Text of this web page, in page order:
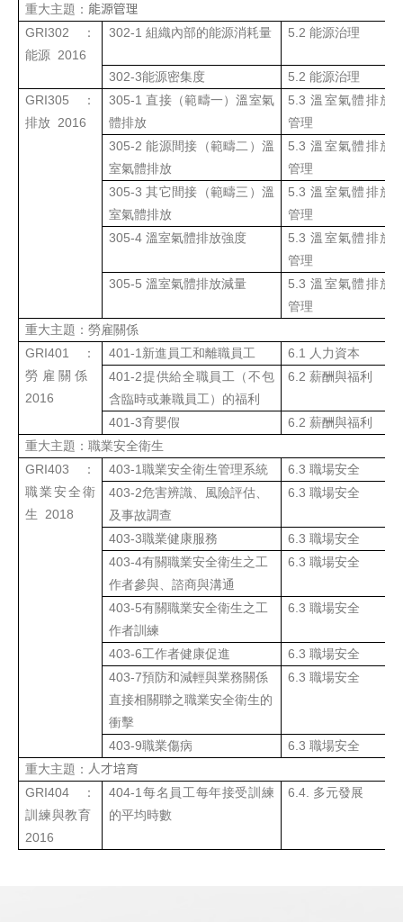
重大主題 ： 能源管理
GRI302
：
能源 2016
302-1組織內部的能源消耗量 5.2能源治理
302-3能源密集度 5.2能源治理
GRI305
：
排放 2016
305-1 直接（範疇一）溫室氣
體排放
5.3溫室氣體排放
管理
305-2能源間接（範疇二）溫
室氣體排放
5.3溫室氣體排放
管理
305-3其它間接（範疇三）溫
室氣體排放
5.3溫室氣體排放
管理
305-4溫室氣體排放強度 5.3溫室氣體排放
管理
305-5溫室氣體排放減量 5.3溫室氣體排放
管理
重大主題 ：勞雇關係
GRI401
：
勞雇關係
2016
401-1 新進員工和離職員工
6.1 人力資本
401-2提供給全職員工（不包
含臨時或兼職員工）的福利
6.2 薪酬與福利
401-3育嬰假
6.2 薪酬與福利
重大主題 ：職業安全衛生
GRI403
：
職業安全衛
生
2018
403-1職業安全衛生管理系統 6.3職場安全
403-2危害辨識、風險評估、
及事故調查
6.3職場安全
403-3職業健康服務 6.3職場安全
403-4有關職業安全衛生之工
作者參與、諮商與溝通
6.3職場安全
403-5有關職業安全衛生之工
作者訓練
6.3職場安全
403-6工作者健康促進 6.3職場安全
403-7預防和減輕與業務關係
直接相關聯之職業安全衛生的
衝擊
6.3職場安全
403-9職業傷病 6.3職場安全
重大主題： 人才培育
GRI404
：
訓練與教育
2016
404-1 每名員工每年接受訓練
的平均時數
6.4. 多元發展